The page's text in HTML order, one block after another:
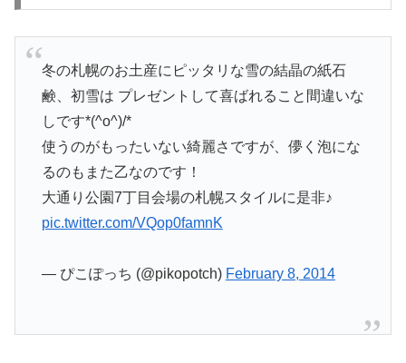
冬の札幌のお土産にピッタリな雪の結晶の紙石
鹸、初雪は プレゼントして喜ばれること間違いな
しです*(^o^)/*
使うのがもったいない綺麗さですが、儚く泡にな
るのもまた乙なのです！
大通り公園7丁目会場の札幌スタイルに是非♪
pic.twitter.com/VQop0famnK
— ぴこぽっち (@pikopotch) February 8, 2014